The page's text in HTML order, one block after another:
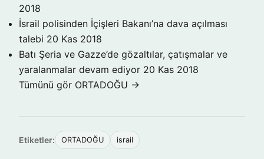
2018
İsrail polisinden İçişleri Bakanı’na dava açılması
talebi 20 Kas 2018
Batı Şeria ve Gazze’de gözaltılar, çatışmalar ve
yaralanmalar devam ediyor 20 Kas 2018
Tümünü gör ORTADOĞU →
Etiketler: ORTADOĞU israil